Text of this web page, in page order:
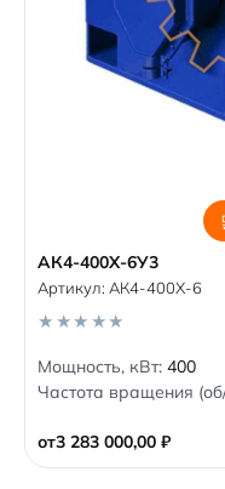
АК4-400Х-6У3
от3 283 000,00 ₽
Артикул: АК4-400Х-6
0
o
u
f
5
Мощность, кВт: 400
Частота вращения